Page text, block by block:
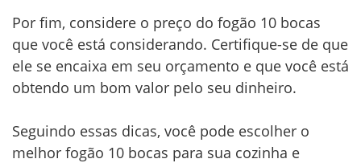
Por fim, considere o preço do fogão 10 bocas
que você está considerando. Certifique-se de que
ele se encaixa em seu orçamento e que você está
obtendo um bom valor pelo seu dinheiro.
Seguindo essas dicas, você pode escolher o
melhor fogão 10 bocas para sua cozinha e